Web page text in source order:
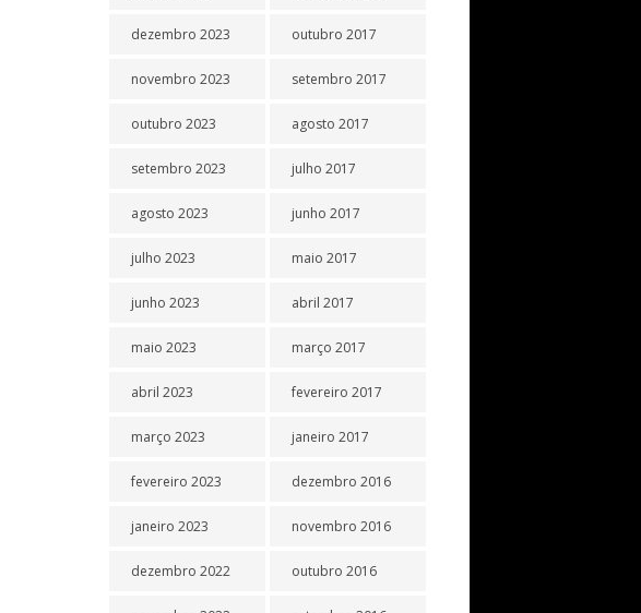
dezembro 2023
novembro 2023
outubro 2023
setembro 2023
agosto 2023
julho 2023
junho 2023
maio 2023
abril 2023
março 2023
fevereiro 2023
janeiro 2023
dezembro 2022
outubro 2017
setembro 2017
agosto 2017
julho 2017
junho 2017
maio 2017
abril 2017
março 2017
fevereiro 2017
janeiro 2017
dezembro 2016
novembro 2016
outubro 2016